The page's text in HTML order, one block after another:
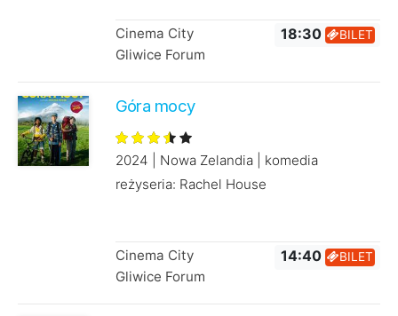
Cinema City
Gliwice Forum
18:30 BILET
Góra mocy
2024 | Nowa Zelandia | komedia
reżyseria: Rachel House
Cinema City
Gliwice Forum
14:40 BILET